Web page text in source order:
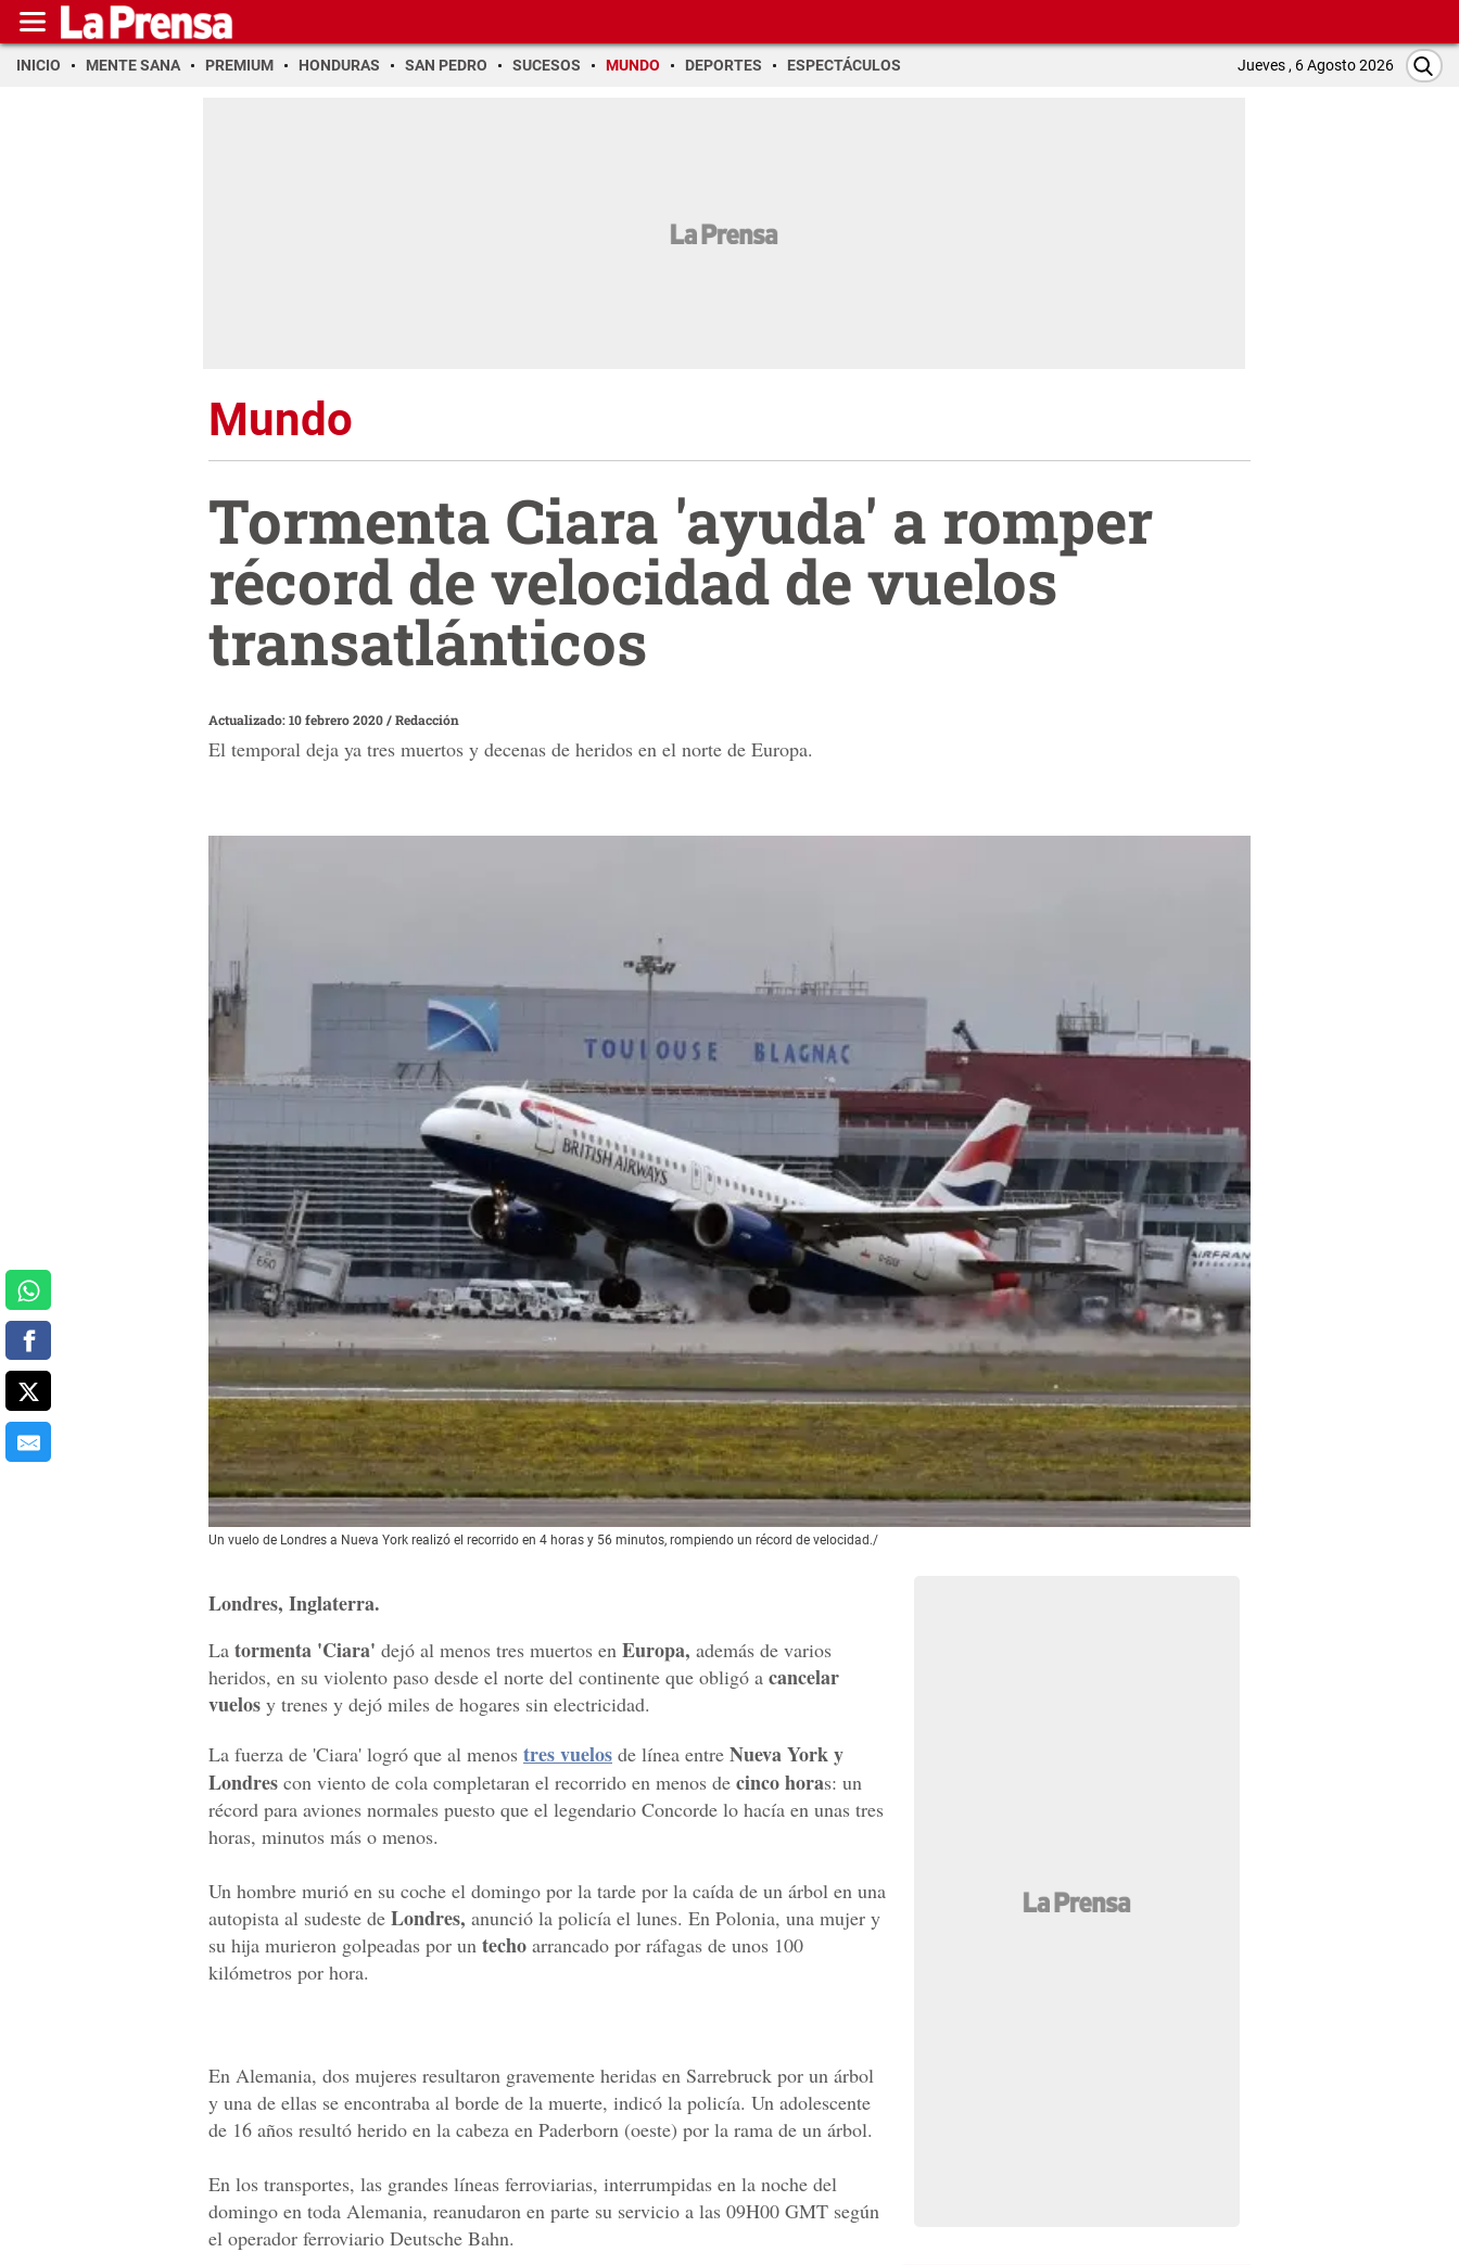
INICIO MENTE SANA PREMIUM HONDURAS SAN PEDRO SUCESOS MUNDO DEPORTES ESPECTÁCULOS Jueves , 6 Agosto 2026
Mundo
Tormenta Ciara 'ayuda' a romper
récord de velocidad de vuelos
transatlánticos
Actualizado: 10 febrero 2020/Redacción
El temporal deja ya tres muertos y decenas de heridos en el norte de Europa.
Un vuelo de Londres a Nueva York realizó el recorrido en 4 horas y 56 minutos, rompiendo un récord de velocidad./
Londres, Inglaterra.
La tormenta 'Ciara' dejó al menos tres muertos en Europa, además de varios
heridos, en su violento paso desde el norte del continente que obligó a cancelar
vuelos y trenes y dejó miles de hogares sin electricidad.
La fuerza de 'Ciara' logró que al menos tres vuelos de línea entre Nueva York y
Londres con viento de cola completaran el recorrido en menos de cinco horas: un
récord para aviones normales puesto que el legendario Concorde lo hacía en unas tres
horas, minutos más o menos.
Un hombre murió en su coche el domingo por la tarde por la caída de un árbol en una
autopista al sudeste de Londres, anunció la policía el lunes. En Polonia, una mujer y
su hija murieron golpeadas por un techo arrancado por ráfagas de unos 100
kilómetros por hora.
En Alemania, dos mujeres resultaron gravemente heridas en Sarrebruck por un árbol
y una de ellas se encontraba al borde de la muerte, indicó la policía. Un adolescente
de 16 años resultó herido en la cabeza en Paderborn (oeste) por la rama de un árbol.
En los transportes, las grandes líneas ferroviarias, interrumpidas en la noche del
domingo en toda Alemania, reanudaron en parte su servicio a las 09H00 GMT según
el operador ferroviario Deutsche Bahn.